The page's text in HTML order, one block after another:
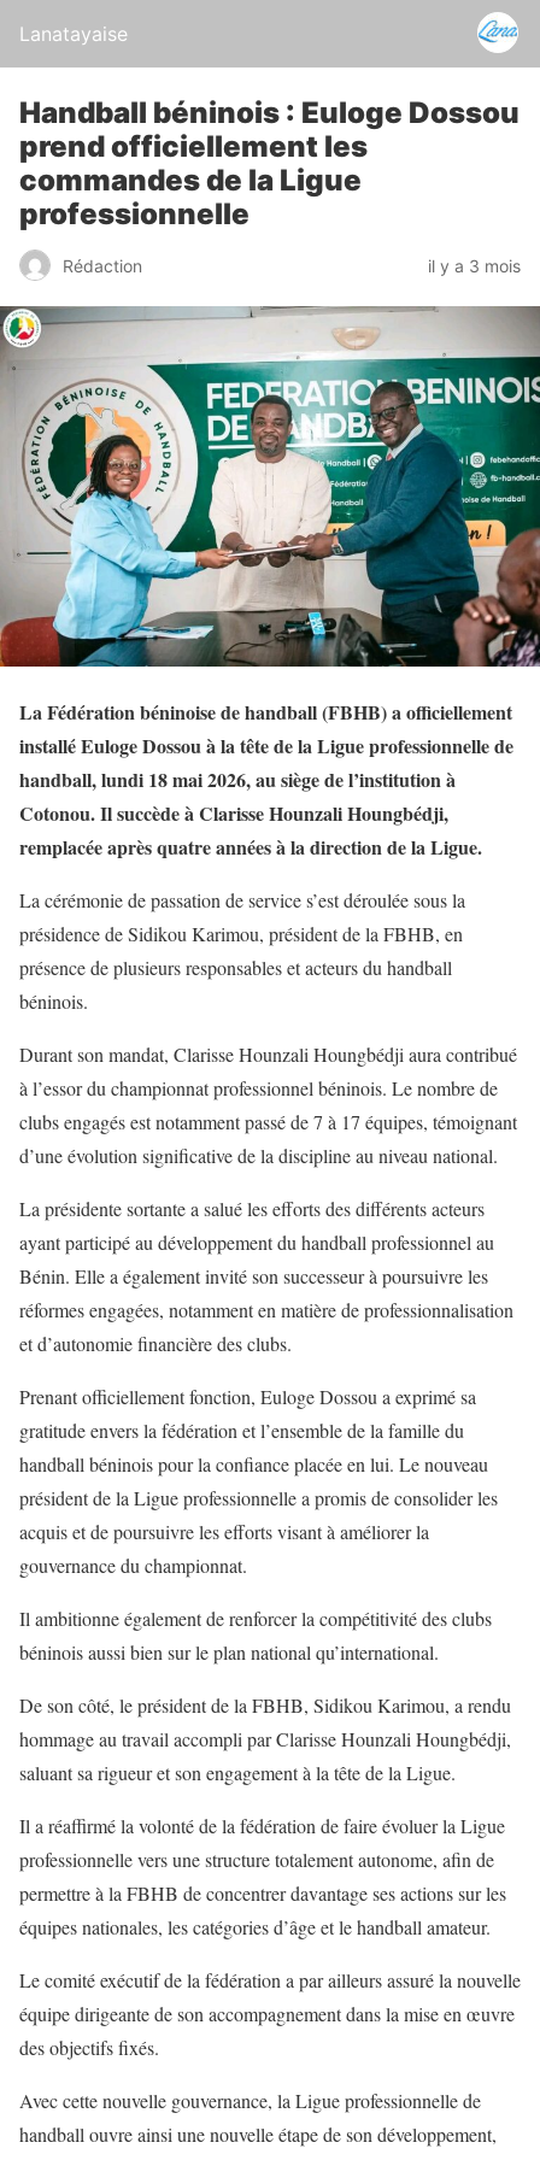
Lanatayaise
Handball béninois : Euloge Dossou
prend officiellement les
commandes de la Ligue
professionnelle
Rédaction il y a 3 mois
La Fédération béninoise de handball (FBHB) a officiellement
installé Euloge Dossou à la tête de la Ligue professionnelle de
handball, lundi 18 mai 2026, au siège de l’institution à
Cotonou. Il succède à Clarisse Hounzali Houngbédji,
remplacée après quatre années à la direction de la Ligue.
La cérémonie de passation de service s’est déroulée sous la
présidence de Sidikou Karimou, président de la FBHB, en
présence de plusieurs responsables et acteurs du handball
béninois.
Durant son mandat, Clarisse Hounzali Houngbédji aura contribué
à l’essor du championnat professionnel béninois. Le nombre de
clubs engagés est notamment passé de 7 à 17 équipes, témoignant
d’une évolution significative de la discipline au niveau national.
La présidente sortante a salué les efforts des différents acteurs
ayant participé au développement du handball professionnel au
Bénin. Elle a également invité son successeur à poursuivre les
réformes engagées, notamment en matière de professionnalisation
et d’autonomie financière des clubs.
Prenant officiellement fonction, Euloge Dossou a exprimé sa
gratitude envers la fédération et l’ensemble de la famille du
handball béninois pour la confiance placée en lui. Le nouveau
président de la Ligue professionnelle a promis de consolider les
acquis et de poursuivre les efforts visant à améliorer la
gouvernance du championnat.
Il ambitionne également de renforcer la compétitivité des clubs
béninois aussi bien sur le plan national qu’international.
De son côté, le président de la FBHB, Sidikou Karimou, a rendu
hommage au travail accompli par Clarisse Hounzali Houngbédji,
saluant sa rigueur et son engagement à la tête de la Ligue.
Il a réaffirmé la volonté de la fédération de faire évoluer la Ligue
professionnelle vers une structure totalement autonome, afin de
permettre à la FBHB de concentrer davantage ses actions sur les
équipes nationales, les catégories d’âge et le handball amateur.
Le comité exécutif de la fédération a par ailleurs assuré la nouvelle
équipe dirigeante de son accompagnement dans la mise en œuvre
des objectifs fixés.
Avec cette nouvelle gouvernance, la Ligue professionnelle de
handball ouvre ainsi une nouvelle étape de son développement,